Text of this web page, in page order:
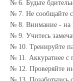
№ 6. Будьте
№ 7. Не сообщайте
№ 8. Внимание - на
№ 9. Учитесь
№ 10. Тренируйте
№ 11. Аккуратнее с
№ 12. Проверяйте